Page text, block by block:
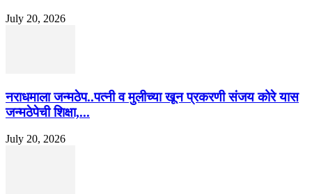
July 20, 2026
नराधमाला जन्मठेप..पत्नी व मुलीच्या खून प्रकरणी संजय कोरे यास
जन्मठेपेची शिक्षा,...
July 20, 2026